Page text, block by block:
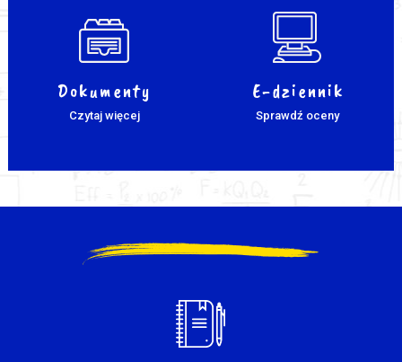
Dokumenty
Czytaj więcej
E-dziennik
Sprawdź oceny